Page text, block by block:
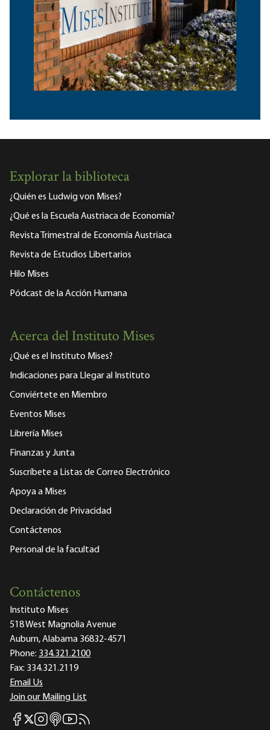
Explorar la biblioteca
¿Quién es Ludwig von Mises?
¿Qué es la Escuela Austriaca de Economía?
Revista Trimestral de Economía Austriaca
Revista de Estudios Libertarios
Hilo Mises
Pódcast de la Acción Humana
Acerca del Instituto Mises
¿Qué es el Instituto Mises?
Indicaciones para Llegar al Instituto
Conviértete en Miembro
Eventos Mises
Librería Mises
Finanzas y Junta
Suscríbete a Listas de Correo Electrónico
Apoya a Mises
Declaración de Privacidad
Contáctenos
Personal de la facultad
Contáctenos
Instituto Mises
518 West Magnolia Avenue
Auburn, Alabama 36832-4571
Phone: 334.321.2100
Fax: 334.321.2119
Email Us
Join our Mailing List
Mises Facebook
Mises X
Mises Instagram
Mises itunes
Mises Youtube
Mises RSS feed